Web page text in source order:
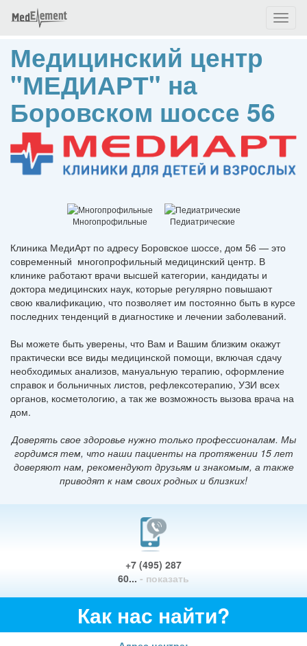
Медицинский центр
"МЕДИАРТ" на
Боровском шоссе 56
Многопрофильные Педиатрические
Клиника МедиАрт по адресу Боровское шоссе, дом 56 — это
современный многопрофильный медицинский центр. В
клинике работают врачи высшей категории, кандидаты и
доктора медицинских наук, которые регулярно повышают
свою квалификацию, что позволяет им постоянно быть в курсе
последних тенденций в диагностике и лечении заболеваний.
Вы можете быть уверены, что Вам и Вашим близким окажут
практически все виды медицинской помощи, включая сдачу
необходимых анализов, мануальную терапию, оформление
справок и больничных листов, рефлексотерапию, УЗИ всех
органов, косметологию, а так же возможность вызова врача на
дом.
Доверять свое здоровье нужно только профессионалам. Мы
гордимся тем, что наши пациенты на протяжении 15 лет
доверяют нам, рекомендуют друзьям и знакомым, а также
приводят к нам своих родных и близких!
+7 (495) 287
60... - показать
Как нас найти?